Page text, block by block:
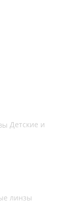
Детские и
линзы